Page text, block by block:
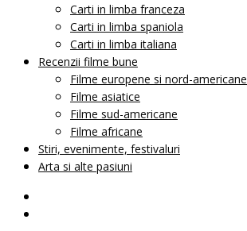
Carti in limba franceza
Carti in limba spaniola
Carti in limba italiana
Recenzii filme bune
Filme europene si nord-americane
Filme asiatice
Filme sud-americane
Filme africane
Stiri, evenimente, festivaluri
Arta si alte pasiuni